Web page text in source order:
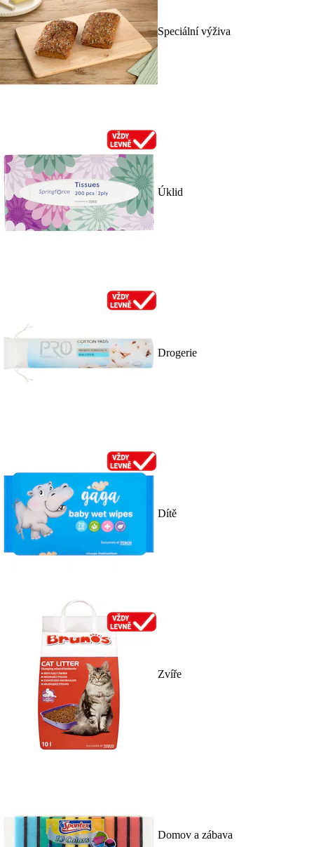
Speciální výživa
Úklid
Drogerie
Dítě
Zvíře
Domov a zábava